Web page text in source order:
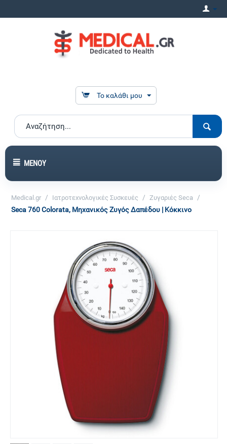
Το καλάθι μου
ΜΕΝΟΎ
Medical.gr / Ιατροτεχνολογικές Συσκευές / Ζυγαριές Seca
/
Seca 760 Colorata, Μηχανικός Ζυγός Δαπέδου | Κόκκινο